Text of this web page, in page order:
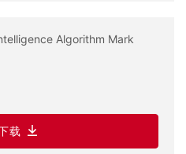
Algorithm Mark
载